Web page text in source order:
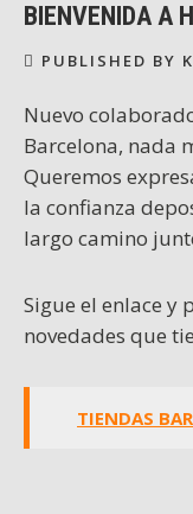
BIENVENIDA A
PUBLISHED BY
Nuevo
Barcelona, nada
Queremos
la confianza
largo camino
Sigue el enlace y
novedades que
TIENDAS